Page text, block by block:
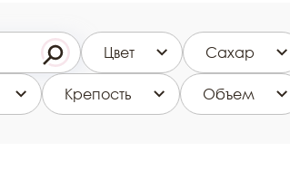
Цвет Сахар
Крепость Объем